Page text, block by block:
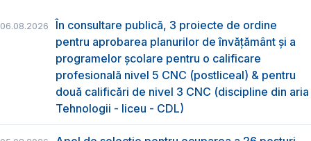
06.08.2026
În consultare publică, 3 proiecte de ordine
pentru aprobarea planurilor de învățământ și a
programelor școlare pentru o calificare
profesională nivel 5 CNC (postliceal) & pentru
două calificări de nivel 3 CNC (discipline din aria
Tehnologii - liceu - CDL)